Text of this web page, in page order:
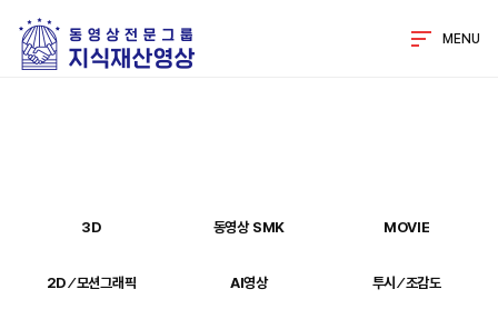
MENU
3D 동영상 SMK MOVIE
2D ⁄ 모션그래픽 AI영상 투시 ⁄ 조감도